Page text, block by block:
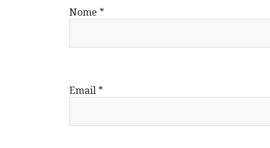
Nome *
Email *